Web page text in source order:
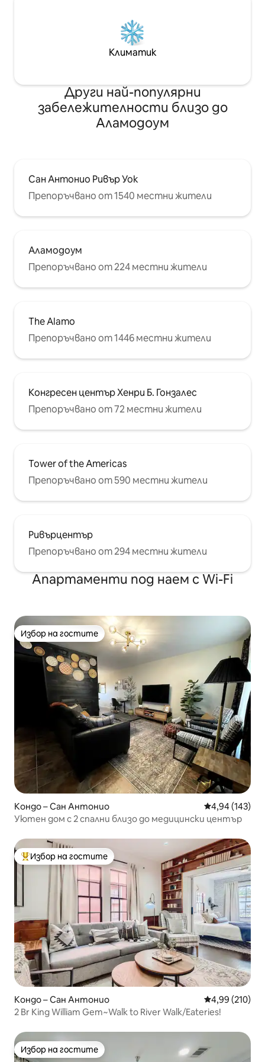
Климатик
Други най-популярни
забележителности близо до
Аламодоум
Сан Антонио Ривър Уок
Препоръчвано от 1540 местни жители
Аламодоум
Препоръчвано от 224 местни жители
The Alamo
Препоръчвано от 1446 местни жители
Конгресен център Хенри Б. Гонзалес
Препоръчвано от 72 местни жители
Tower of the Americas
Препоръчвано от 590 местни жители
Ривърцентър
Препоръчвано от 294 местни жители
Апартаменти под наем с Wi-Fi
Избор на гостите
Избор на гостите
Кондо – Сан Антонио Средна
4,94 (143)
Уютен дом с 2 спални близо до медицински център
Най-популярен избор на гостите
Избор на гостите
Кондо – Сан Антонио Средна
4,99 (210)
2 Br King William Gem~Walk to River Walk/Eateries!
Избор на гостите
Избор на гостите